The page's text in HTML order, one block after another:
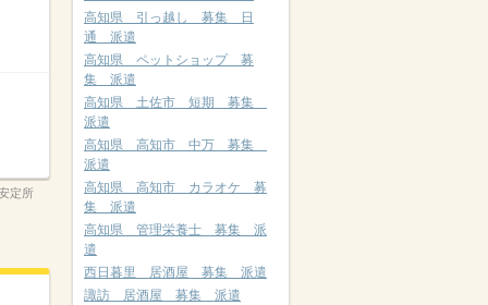
定所
高知県 引っ越し 募集 日
通 派遣
高知県 ペットショップ 募
集 派遣
高知県 土佐市 短期 募集
派遣
高知県 高知市 中万 募集
派遣
高知県 高知市 カラオケ 募
集 派遣
高知県 管理栄養士 募集 派
遣
西日暮里 居酒屋 募集 派遣
諏訪 居酒屋 募集 派遣